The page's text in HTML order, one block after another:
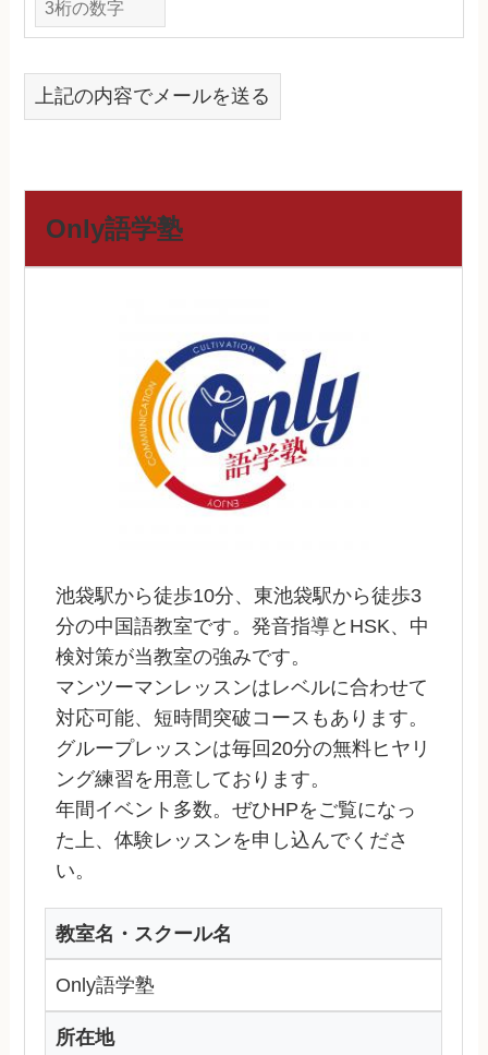
上記の内容でメールを送る
Only語学塾
池袋駅から徒歩10分、東池袋駅から徒歩3
分の中国語教室です。発音指導とHSK、中
検対策が当教室の強みです。
マンツーマンレッスンはレベルに合わせて
対応可能、短時間突破コースもあります。
グループレッスンは毎回20分の無料ヒヤリ
ング練習を用意しております。
年間イベント多数。ぜひHPをご覧になっ
た上、体験レッスンを申し込んでくださ
い。
教室名・スクール名
Only語学塾
所在地